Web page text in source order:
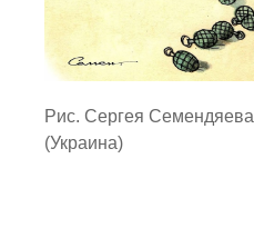
Рис. Сергея Семендяева
(Украина)